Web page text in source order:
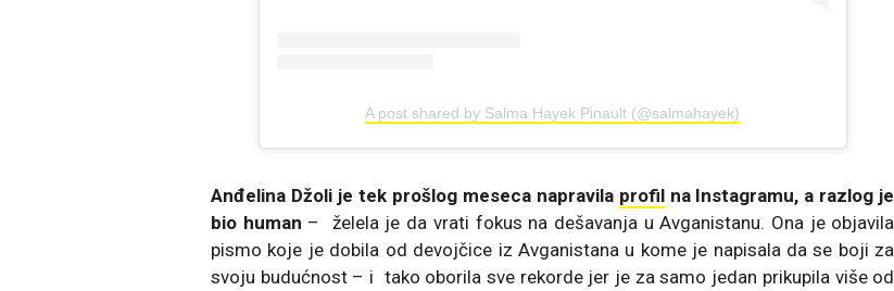
A post shared by Salma Hayek Pinault (@salmahayek)
Anđelina Džoli je tek prošlog meseca napravila profilna Instagramu, a razlog je
bio human – želela je da vrati fokus na dešavanja u Avganistanu. Ona je objavila
pismo koje je dobila od devojčice iz Avganistana u kome je napisala da se boji za
svoju budućnost – i tako oborila sve rekorde jer je za samo jedan prikupila više od